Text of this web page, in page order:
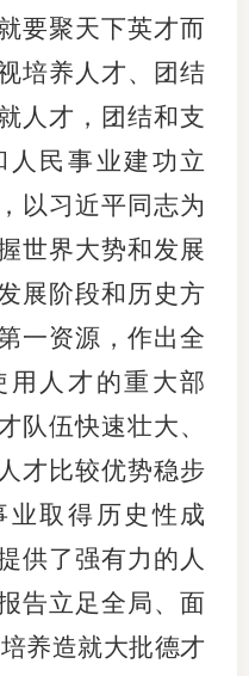
会员公
期货公
要聚天下英才而
培养人才、团结
人才，团结和支
民事业建功立
以习近平同志为
世界大势和发展
展阶段和历史方
一资源，作出全
人才的重大部
队伍快速壮大、
才比较优势稳步
取得历史性成
供了强有力的人
告立足全局、面
养造就大批德才